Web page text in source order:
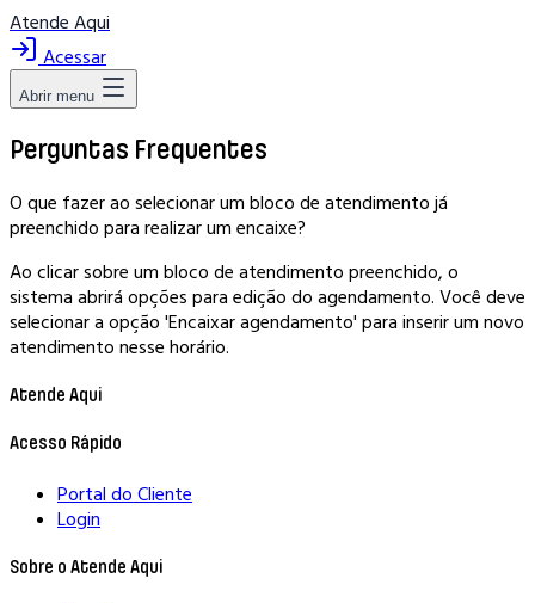
Atende Aqui
Acessar
Abrir menu
Perguntas Frequentes
O que fazer ao selecionar um bloco de atendimento já
preenchido para realizar um encaixe?
Ao clicar sobre um bloco de atendimento preenchido, o
sistema abrirá opções para edição do agendamento. Você deve
selecionar a opção 'Encaixar agendamento' para inserir um novo
atendimento nesse horário.
Atende Aqui
Acesso Rápido
Portal do Cliente
Login
Sobre o Atende Aqui